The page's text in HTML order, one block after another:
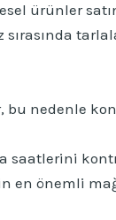
ürünler
bu nedenle
saatlerini
en önemli